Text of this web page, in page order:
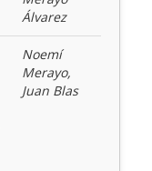
Álvarez
Noemí
Merayo,
Juan Blas